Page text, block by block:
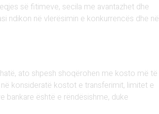
së fitimeve, secila me avantazhet dhe
ndikon në vlerësimin e konkurrencës dhe në
ato shpesh shoqërohen me kosto më të
konsideratë kostot e transferimit, limitet e
bankare është e rëndësishme, duke